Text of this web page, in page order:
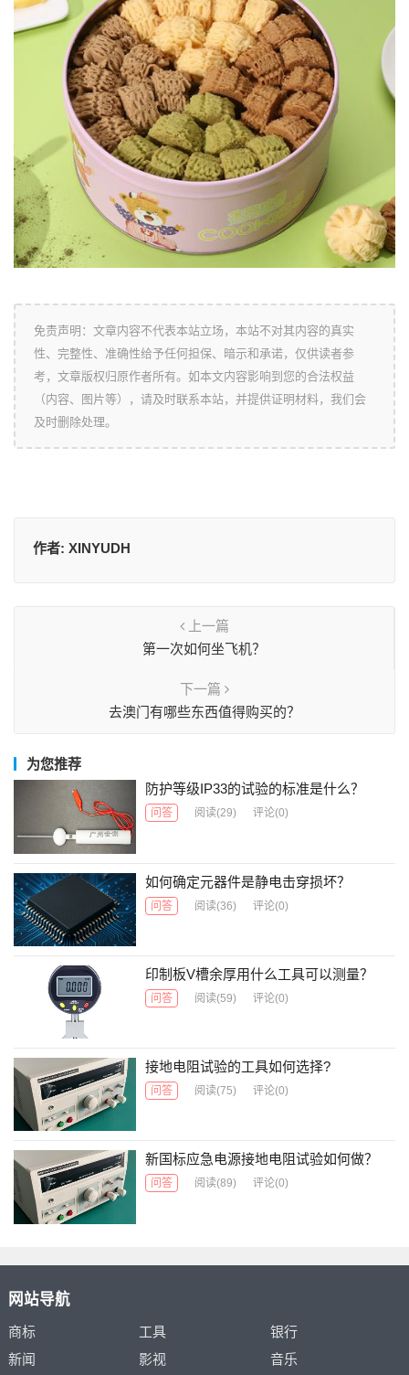
免责声明：文章内容不代表本站立场，本站不对其内容的真实
性、完整性、准确性给予任何担保、暗示和承诺，仅供读者参
考，文章版权归原作者所有。如本文内容影响到您的合法权益
（内容、图片等），请及时联系本站，并提供证明材料，我们会
及时删除处理。
作者: XINYUDH
上一篇
第一次如何坐飞机？
下一篇
去澳门有哪些东西值得购买的？
为您推荐
防护等级IP33的试验的标准是什么？
问答 阅读(29) 评论(0)
如何确定元器件是静电击穿损坏？
问答 阅读(36) 评论(0)
印制板V槽余厚用什么工具可以测量？
问答 阅读(59) 评论(0)
接地电阻试验的工具如何选择?
问答 阅读(75) 评论(0)
新国标应急电源接地电阻试验如何做？
问答 阅读(89) 评论(0)
网站导航
商标 工具
银行
新闻
影视
音乐